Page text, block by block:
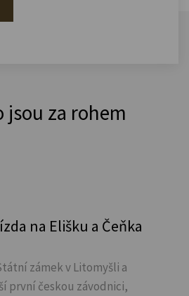
jsou za rohem
na Elišku a Čeňka
zámek v Litomyšli a
první českou závodnici,